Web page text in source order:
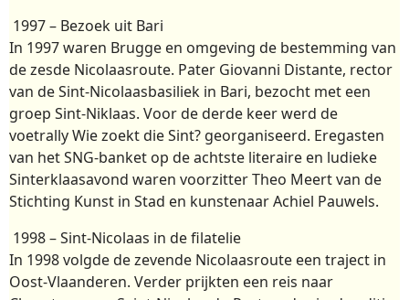
1997 – Bezoek uit Bari
In 1997 waren Brugge en omgeving de bestemming van
de zesde Nicolaasroute. Pater Giovanni Distante, rector
van de Sint-Nicolaasbasiliek in Bari, bezocht met een
groep Sint-Niklaas. Voor de derde keer werd de
voetrally Wie zoekt die Sint? georganiseerd. Eregasten
van het SNG-banket op de achtste literaire en ludieke
Sinterklaasavond waren voorzitter Theo Meert van de
Stichting Kunst in Stad en kunstenaar Achiel Pauwels.
1998 – Sint-Nicolaas in de filatelie
In 1998 volgde de zevende Nicolaasroute een traject in
Oost-Vlaanderen. Verder prijkten een reis naar